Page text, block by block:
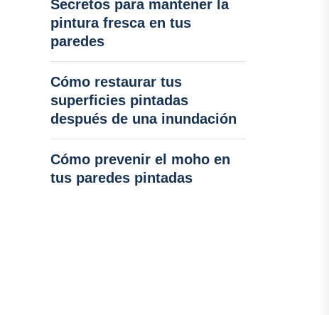
Secretos para mantener la
pintura fresca en tus
paredes
Cómo restaurar tus
superficies pintadas
después de una inundación
Cómo prevenir el moho en
tus paredes pintadas